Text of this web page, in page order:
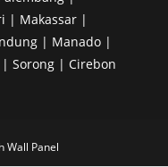
| Makassar |
| Manado |
Sorong | Cirebon
Wall Panel